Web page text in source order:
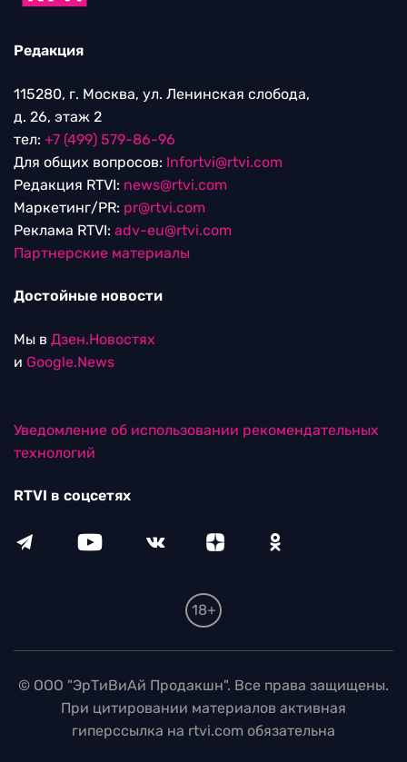
Редакция
115280, г. Москва, ул. Ленинская слобода,
д. 26, этаж 2
тел: +7 (499) 579-86-96
Для общих вопросов: Infortvi@rtvi.com
Редакция RTVI: news@rtvi.com
Маркетинг/PR: pr@rtvi.com
Реклама RTVI: adv-eu@rtvi.com
Партнерские материалы
Достойные новости
Мы в Дзен.Новостях
и Google.News
Уведомление об использовании рекомендательных
технологий
RTVI в соцсетях
18+
© ООО "ЭрТиВиАй Продакшн". Все права защищены.
При цитировании материалов активная
гиперссылка на rtvi.com обязательна